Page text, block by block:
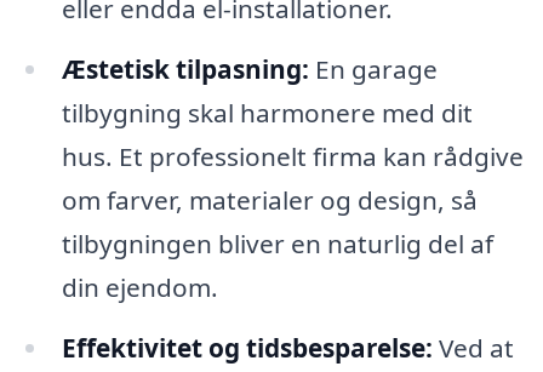
eller endda el-installationer.
Æstetisk tilpasning: En garage
tilbygning skal harmonere med dit
hus. Et professionelt firma kan rådgive
om farver, materialer og design, så
tilbygningen bliver en naturlig del af
din ejendom.
Effektivitet og tidsbesparelse: Ved at